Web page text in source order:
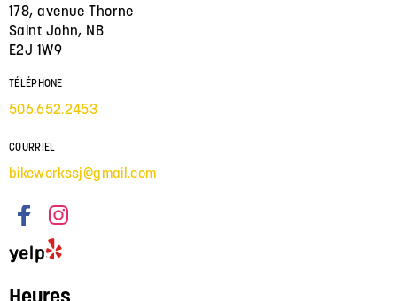
178, avenue Thorne
Saint John, NB
E2J 1W9
TÉLÉPHONE
506.652.2453
COURRIEL
bikeworkssj@gmail.com